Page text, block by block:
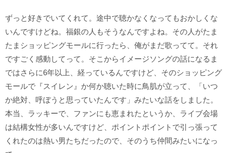
ずっと好きでいてくれて。途中で聴かなくなってもおかしくな
いんですけどね。福銀の人もそうなんですよね。その人がたま
たまショッピングモールに行ったら、俺がまだ歌ってて。それ
ですごく感動してって。そこからイメージソングの話になるま
ではさらに6年以上、経っているんですけど、そのショッピング
モールで『スイレン』か何か聴いた時に鳥肌が立って、「いつ
か絶対、呼ぼうと思っていたんです」みたいな話をしました。
本当、ラッキーで、ファンにも恵まれたというか、ライブ会場
は結構女性が多いんですけど、ポイントポイントで引っ張って
くれたのは熱い男たちだったので、そのうち仲間みたいになっ